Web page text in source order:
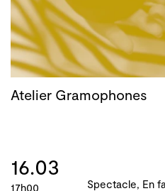
Atelier Gramophones
16.03
17h00